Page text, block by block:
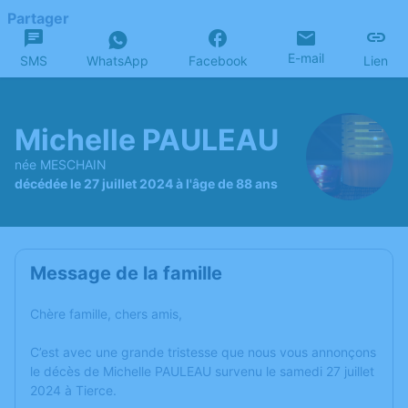
Partager
SMS WhatsApp Facebook E-mail Lien
Michelle PAULEAU
née MESCHAIN
décédée le 27 juillet 2024 à l'âge de 88 ans
Message de la famille
Chère famille, chers amis,
C’est avec une grande tristesse que nous vous annonçons
le décès de Michelle PAULEAU survenu le samedi 27 juillet
2024 à Tierce.